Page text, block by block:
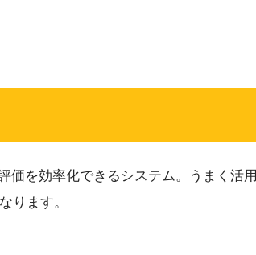
価を効率化できるシステム。うまく活用
ります。